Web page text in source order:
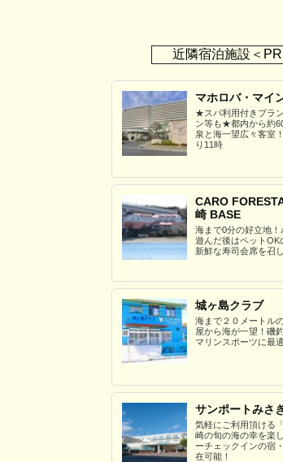
近隣宿泊施設＜PR
マホロバ・マイ
★スパ利用付きプラ
ン等も★都内から約
泉と海一望広々客室
り11時
CARO
崎 BASE
海まで0分の好立地
遊んだ後はペットOK
新鮮な寿司会席を召
城ヶ島クラブ
海まで２０メートル
屋から海が一望！磯
マリンスポーツに最
サンポートみさ
気軽にご利用頂ける
崎の旬の海の幸を楽
ーチェックインの宿
在可能！